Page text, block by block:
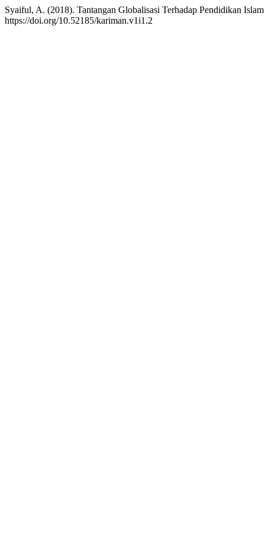
Syaiful, A. (2018). Tantangan Globalisasi Terhadap Pendidikan
https://doi.org/10.52185/kariman.v1i1.2